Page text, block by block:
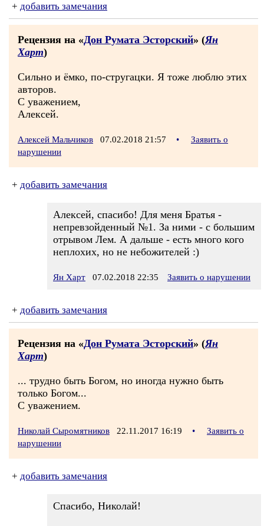
+ добавить замечания
Рецензия на «Дон Румата Эсторский» (Ян
Харт)
Сильно и ёмко, по-стругацки. Я тоже люблю этих
авторов.
С уважением,
Алексей.
Алексей Мальчиков 07.02.2018 21:57 •
Заявить о
нарушении
+ добавить замечания
Алексей, спасибо! Для меня Братья -
непревзойденный №1. За ними - с большим
отрывом Лем. А дальше - есть много кого
неплохих, но не небожителей :)
Ян Харт 07.02.2018 22:35 Заявить о нарушении
+ добавить замечания
Рецензия на «Дон Румата Эсторский» (Ян
Харт)
... трудно быть Богом, но иногда нужно быть
только Богом...
С уважением.
Николай Сыромятников 22.11.2017 16:19 •
Заявить о
нарушении
+ добавить замечания
Спасибо, Николай!